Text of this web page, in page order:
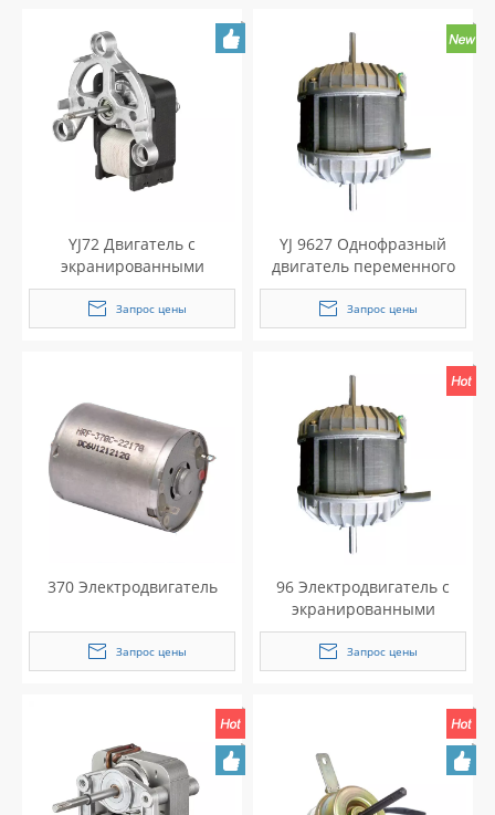
YJ72 Двигатель с
экранированными
полюсами
Запрос цены
YJ 9627 Однофразный
двигатель переменного
тока для кухонной
вытяжки
Запрос цены
370 Электродвигатель
Запрос цены
96 Электродвигатель с
экранированными
полюсами для вытяжки/
кондиционера
Запрос цены